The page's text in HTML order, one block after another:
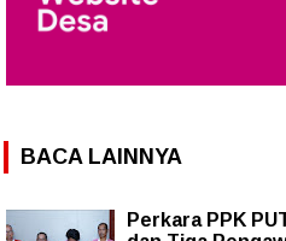
BACA LAINNYA
Perkara PPK